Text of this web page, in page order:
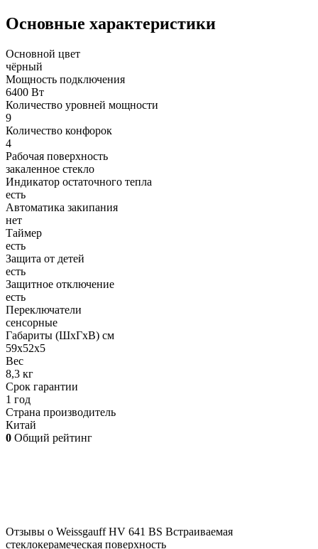
Основные характеристики
Основной цвет
чёрный
Мощность подключения
6400 Вт
Количество уровней мощности
9
Количество конфорок
4
Рабочая поверхность
закаленное стекло
Индикатор остаточного тепла
есть
Автоматика закипания
нет
Таймер
есть
Защита от детей
есть
Защитное отключение
есть
Переключатели
сенсорные
Габариты (ШхГхВ) см
59х52х5
Вес
8,3 кг
Срок гарантии
1 год
Страна производитель
Китай
0 Общий рейтинг
Отзывы о Weissgauff HV 641 BS Встраиваемая
стеклокерамеческая поверхность